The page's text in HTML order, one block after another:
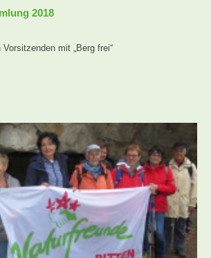
2018
mit „Berg frei“